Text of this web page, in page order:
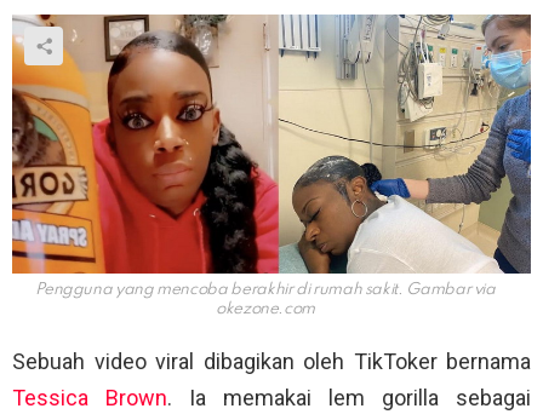
Pengguna yang mencoba berakhir di rumah sakit. Gambar via
okezone.com
Sebuah video viral dibagikan oleh TikToker bernama
Tessica Brown. Ia memakai lem gorilla sebagai